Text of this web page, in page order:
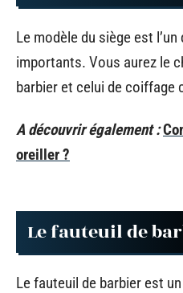
Le modèle du siège est
importants. Vous aurez le
barbier et celui de coiffage
A découvrir également :
oreiller ?
Le fauteuil de
Le fauteuil de barbier est